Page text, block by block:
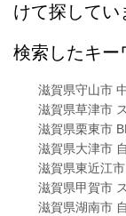
けて探してい
検索したキー
滋賀県守山市
滋賀県草津市
滋賀県栗東市
滋賀県大津市
滋賀県東近江
滋賀県甲賀市
滋賀県湖南市